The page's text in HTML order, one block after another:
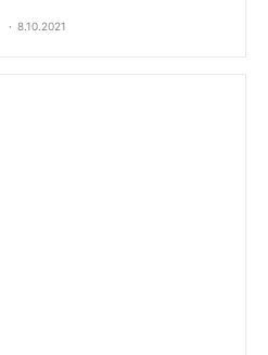
8.10.2021